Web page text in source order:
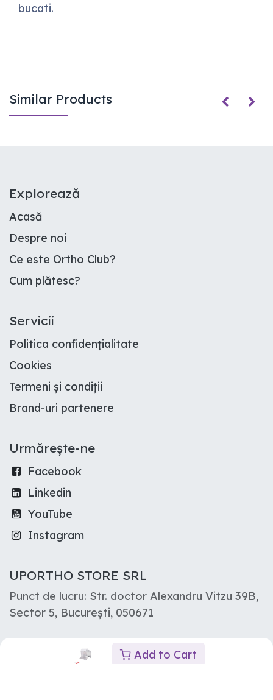
Add to Cart
bucati.
Similar Products
E​xplorează
Acasă
Despre noi
Ce este Ortho Club?
Cum plătesc?
Servicii
Politica confidențialitate
Cookies
Termeni și condiții
Brand-uri partenere
Urmărește-ne
Facebook
Linkedin
YouTube
Instagram
UPORTHO STORE SRL
Punct de lucru: Str. doctor Alexandru Vitzu 39B,
Sector 5, București, 050671